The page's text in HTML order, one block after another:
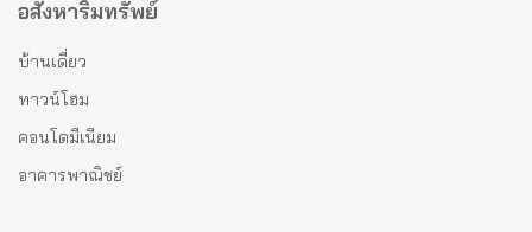
อสังหาริมทรัพย์
บ้านเดี่ยว
ทาวน์โฮม
คอนโดมีเนียม
อาคารพาณิชย์